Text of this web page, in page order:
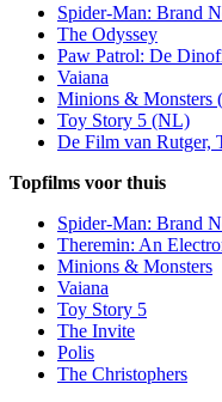
Spider-Man: Brand
The Odyssey
Paw Patrol: De
Vaiana
Minions & Monsters
Toy Story 5 (NL)
De Film van Rutger,
Topfilms voor thuis
Spider-Man: Brand
Theremin: An
Minions & Monsters
Vaiana
Toy Story 5
The Invite
Polis
The Christophers